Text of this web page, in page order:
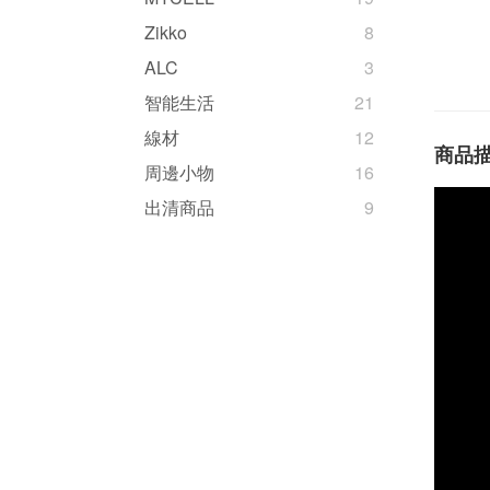
Zikko
8
ALC
3
智能生活
21
線材
12
周邊小物
16
出清商品
9
商品